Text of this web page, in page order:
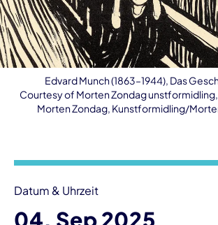
Edvard Munch (1863–1944), Das
Courtesy of Morten Zondag
Morten Zondag, Kunstformidling/
Datum & Uhrzeit
04. Sep 2025